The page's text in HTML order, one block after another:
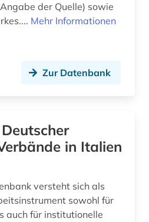
der Quelle) sowie
Mehr Informationen
Zur Datenbank
in Italien
versteht sich als
sowohl für
auch für institutionelle